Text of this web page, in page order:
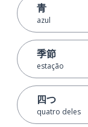
青
azul
季節
estação
四つ
quatro deles